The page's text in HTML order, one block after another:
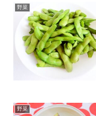
野菜
野菜